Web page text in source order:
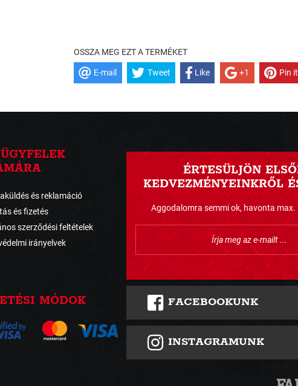
OSSZA MEG EZT A TERMÉKET
E-mail Tweet Like +1 Pin it
és reklamáció
és fizetés
szerződési feltételek
irányelvek
MÓDOK
ÉRTESÜLJÖN
KEDVEZMÉNYEINKRŐL
Aggodalomra semmi ok, havonta max.
FACEBOOKUNK
INSTAGRAMUNK